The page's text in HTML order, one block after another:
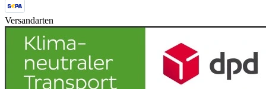
Versandarten